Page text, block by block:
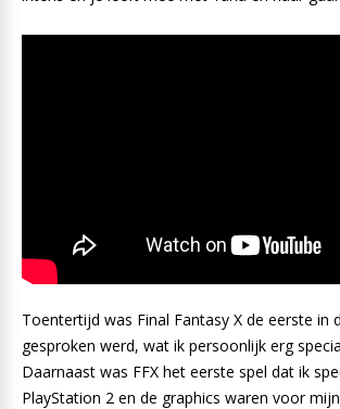
Toentertijd was Final Fantasy X de eerste in
gesproken werd, wat ik persoonlijk erg
Daarnaast was FFX het eerste spel dat ik
PlayStation 2 en de graphics waren voor